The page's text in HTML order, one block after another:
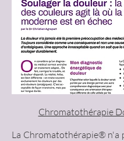
Chromatothérapie
La Chromatothérapie® n'a